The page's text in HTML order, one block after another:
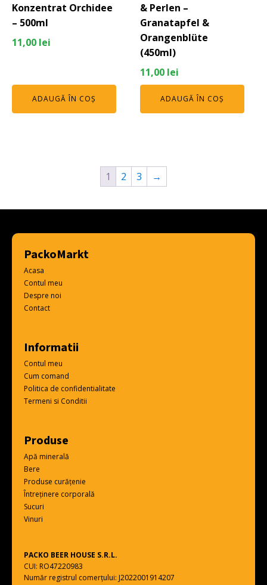
Konzentrat Orchidee
– 500ml
11,00 lei
ADAUGĂ ÎN COȘ
& Perlen –
Granatapfel &
Orangenblüte
(450ml)
11,00 lei
ADAUGĂ ÎN COȘ
1 2 3 →
PackoMarkt
Acasa
Contul meu
Despre noi
Contact
Informatii
Contul meu
Cum comand
Politica de confidentialitate
Termeni si Conditii
Produse
Apă minerală
Bere
Produse curățenie
Întreținere corporală
Sucuri
Vinuri
PACKO BEER HOUSE S.R.L.
CUI: RO47220983
Număr registrul comerțului: J2022001914207